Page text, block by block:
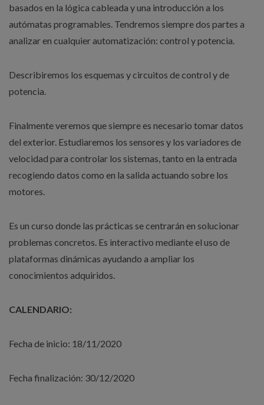
basados en la lógica cableada y una introducción a los
autómatas programables. Tendremos siempre dos partes a
analizar en cualquier automatización: control y potencia.
Describiremos los esquemas y circuitos de control y de
potencia.
Finalmente veremos que siempre es necesario tomar datos
del exterior. Estudiaremos los sensores y los variadores de
velocidad para controlar los sistemas, tanto en la entrada
recogiendo datos como en la salida actuando sobre los
motores.
Es un curso donde las prácticas se centrarán en solucionar
problemas concretos. Es interactivo mediante el uso de
plataformas dinámicas ayudando a ampliar los
conocimientos adquiridos.
CALENDARIO:
Fecha de inicio: 18/11/2020
Fecha finalización: 30/12/2020